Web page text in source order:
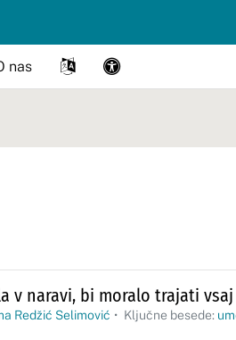
nas
v naravi, bi moralo trajati
Redžić Selimović • Ključne besede: